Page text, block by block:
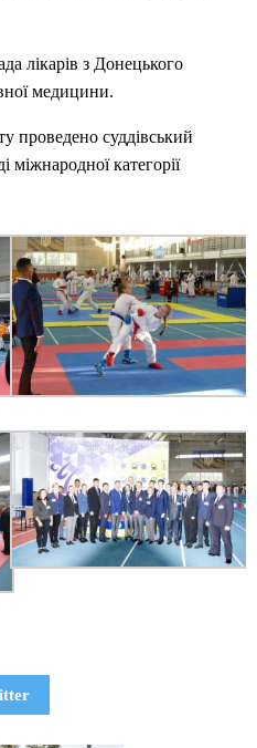
лікарів з Донецького
медицини.
проведено суддівський
міжнародної категорії